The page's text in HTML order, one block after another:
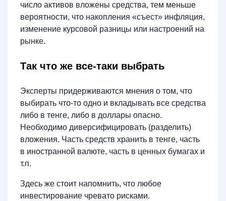
число активов вложены средства, тем меньше
вероятности, что накопления «съест» инфляция,
изменение курсовой разницы или настроений на
рынке.
Так что же все-таки выбрать
Эксперты придерживаются мнения о том, что
выбирать что-то одно и вкладывать все средства
либо в тенге, либо в доллары опасно.
Необходимо диверсифицировать (разделить)
вложения. Часть средств хранить в тенге, часть
в иностранной валюте, часть в ценных бумагах и
т.п.
Здесь же стоит напомнить, что любое
инвестирование чревато рисками.